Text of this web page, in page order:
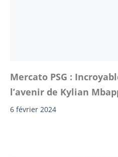
Mercato PSG :
l’avenir de Kylian
6 février 2024